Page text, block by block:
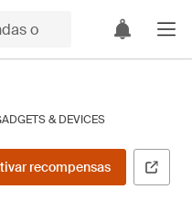
& DEVICES
recompensas